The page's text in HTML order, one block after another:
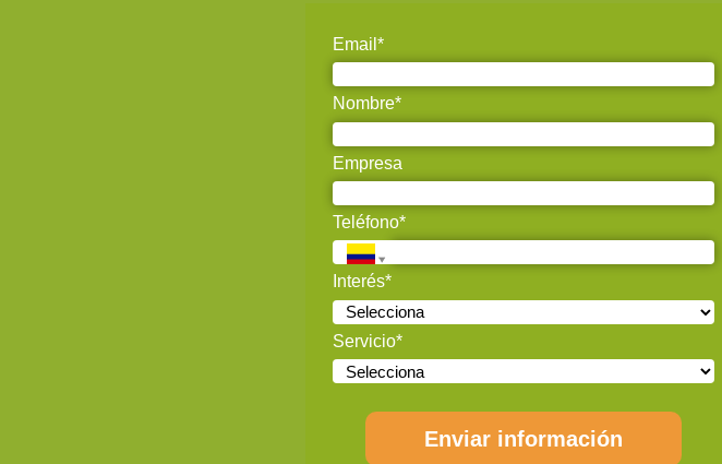
Email*
Nombre*
Empresa
Teléfono*
Interés*
Servicio*
Enviar información